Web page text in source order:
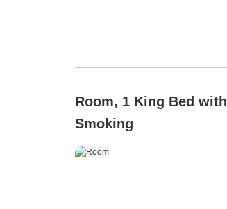
Room, 1 King Bed
Smoking